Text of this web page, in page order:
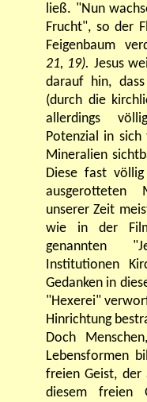
ließ. "Nun
Frucht", so der
Feigenbaum
21, 19). Jesus
darauf hin,
(durch die
allerdings
Potenzial in
Mineralien
Diese fast
ausgerotteten
unserer Zeit
wie in der
genannten
Institutionen
Gedanken in
"Hexerei"
Hinrichtung
Doch
Lebensformen
freien Geist, der
diesem freien